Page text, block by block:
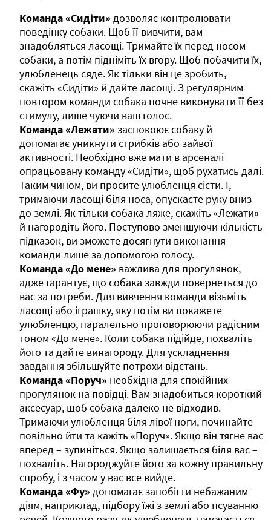
Команда «Сидіти» дозволяє контролювати
поведінку собаки. Щоб її вивчити, вам
знадобляться ласощі. Тримайте їх перед носом
собаки, а потім підніміть їх вгору. Щоб побачити їх,
улюбленець сяде. Як тільки він це зробить,
скажіть «Сидіти» й дайте ласощі. З регулярним
повтором команди собака почне виконувати її без
стимулу, лише чуючи ваш голос.
Команда «Лежати» заспокоює собаку й
допомагає уникнути стрибків або зайвої
активності. Необхідно вже мати в арсеналі
опрацьовану команду «Сидіти», щоб рухатись далі.
Таким чином, ви просите улюбленця сісти. І,
тримаючи ласощі біля носа, опускаєте руку вниз
до землі. Як тільки собака ляже, скажіть «Лежати»
й нагородіть його. Поступово зменшуючи кількість
підказок, ви зможете досягнути виконання
команди лише за допомогою голосу.
Команда «До мене» важлива для прогулянок,
адже гарантує, що собака завжди повернеться до
вас за потреби. Для вивчення команди візьміть
ласощі або іграшку, яку потім ви покажете
улюбленцю, паралельно проговорюючи радісним
тоном «До мене». Коли собака підійде, похваліть
його та дайте винагороду. Для ускладнення
завдання збільшуйте потрохи відстань.
Команда «Поруч» необхідна для спокійних
прогулянок на повідці. Вам знадобиться короткий
аксесуар, щоб собака далеко не відходив.
Тримаючи улюбленця біля лівої ноги, починайте
повільно йти та кажіть «Поруч». Якщо він тягне вас
вперед – зупиніться. Якщо залишається біля вас –
похваліть. Нагороджуйте його за кожну правильну
спробу, і з часом у вас все вийде.
Команда «Фу» допомагає запобігти небажаним
діям, наприклад, підбору їжі з землі або псуванню